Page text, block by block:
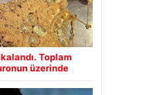
Toplam
üzerinde